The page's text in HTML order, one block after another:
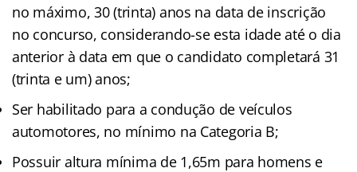
no máximo, 30 (trinta) anos na data de inscrição
no concurso, considerando-se esta idade até o dia
anterior à data em que o candidato completará 31
(trinta e um) anos;
Ser habilitado para a condução de veículos
automotores, no mínimo na Categoria B;
Possuir altura mínima de 1,65m para homens e